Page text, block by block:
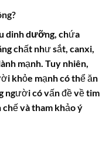
dinh dưỡng, chứa
chất như sắt, canxi,
mạnh. Tuy nhiên,
khỏe mạnh có thể ăn
người có vấn đề về tim
chế và tham khảo ý